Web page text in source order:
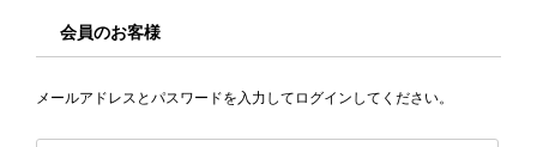
会員のお客様
メールアドレスとパスワードを入力してログインしてください。